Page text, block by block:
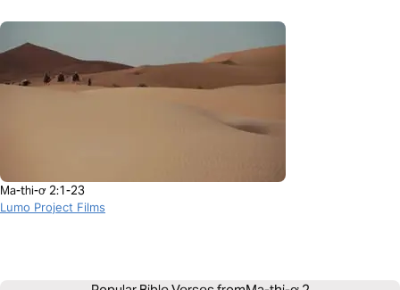
Ma-thi-ơ 2:1-23
Lumo Project Films